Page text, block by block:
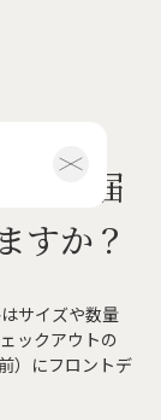
ルに届
すか？
サイズや数量
ックアウトの
）にフロントデ